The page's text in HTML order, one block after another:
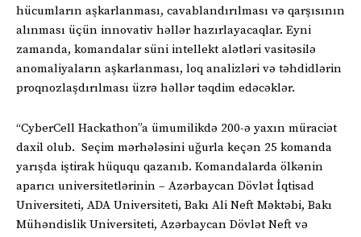
hücumların aşkarlanması, cavablandırılması və qarşısının
alınması üçün innovativ həllər hazırlayacaqlar. Eyni
zamanda, komandalar süni intellekt alətləri vasitəsilə
anomaliyaların aşkarlanması, loq analizləri və təhdidlərin
proqnozlaşdırılması üzrə həllər təqdim edəcəklər.
“CyberCell Hackathon”a ümumilikdə 200-ə yaxın müraciət
daxil olub. Seçim mərhələsini uğurla keçən 25 komanda
yarışda iştirak hüququ qazanıb. Komandalarda ölkənin
aparıcı universitetlərinin – Azərbaycan Dövlət İqtisad
Universiteti, ADA Universiteti, Bakı Ali Neft Məktəbi, Bakı
Mühəndislik Universiteti, Azərbaycan Dövlət Neft və